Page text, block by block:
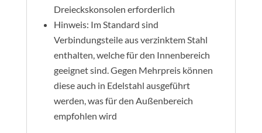
Dreieckskonsolen erforderlich
Hinweis: Im Standard sind
Verbindungsteile aus verzinktem Stahl
enthalten, welche für den Innenbereich
geeignet sind. Gegen Mehrpreis können
diese auch in Edelstahl ausgeführt
werden, was für den Außenbereich
empfohlen wird